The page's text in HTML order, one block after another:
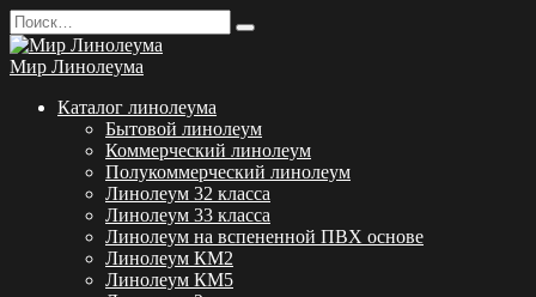
Перейти
к
содержанию
Search
for:
Мир Линолеума
Каталог линолеума
Бытовой линолеум
Коммерческий линолеум
Полукоммерческий линолеум
Линолеум 32 класса
Линолеум 33 класса
Линолеум на вспененной ПВХ основе
Линолеум КМ2
Линолеум КМ5